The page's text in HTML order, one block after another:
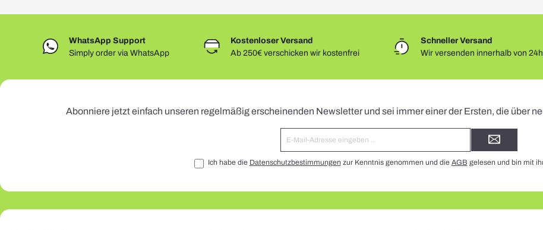
WhatsApp Support
Simply order via WhatsApp
Kostenloser Versand
Ab 250€ verschicken wir kostenfrei
Schneller Versand
Wir versenden innerhalb von 24h
Abonniere jetzt einfach unseren regelmäßig erscheinenden Newsletter und sei immer einer der Ersten, die über
Ich habe die Datenschutzbestimmungen zur Kenntnis genommen und die AGB gelesen und bin mit